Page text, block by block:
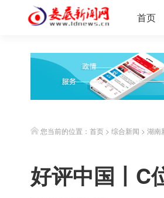
首页
您当前的位置： 首页 > 综合新闻 > 湖南
好评中国丨C